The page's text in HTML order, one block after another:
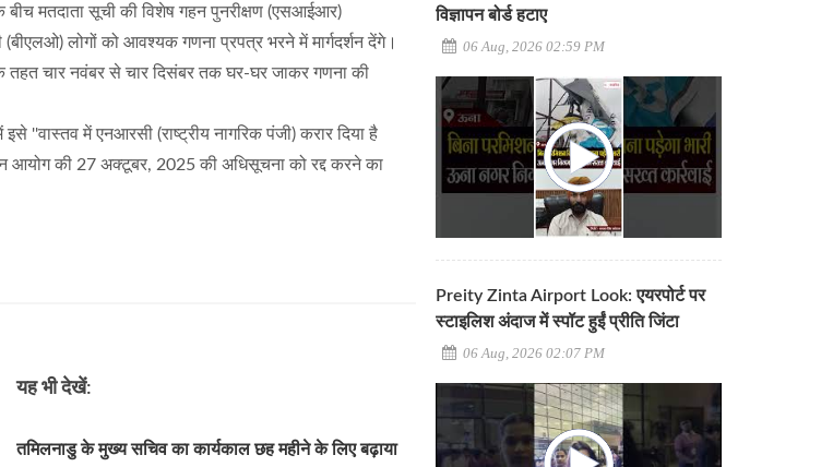
मतदाता सूची की विशेष गहन पुनरीक्षण (एसआईआर)
लोगों को आवश्यक गणना प्रपत्र भरने में मार्गदर्शन देंगे।
तहत चार नवंबर से चार दिसंबर तक घर-घर जाकर गणना की
में एनआरसी (राष्ट्रीय नागरिक पंजी) करार दिया है
आयोग की 27 अक्टूबर, 2025 की अधिसूचना को रद्द करने का
यह भी देखें:
तमिलनाडु के मुख्य सचिव का कार्यकाल छह महीने के लिए बढ़ाया
विज्ञापन बोर्ड हटाए
06 Aug, 2026 02:59 PM
Preity Zinta Airport Look: एयरपोर्ट पर
स्टाइलिश अंदाज में स्पॉट हुईं प्रीति जिंटा
06 Aug, 2026 02:07 PM